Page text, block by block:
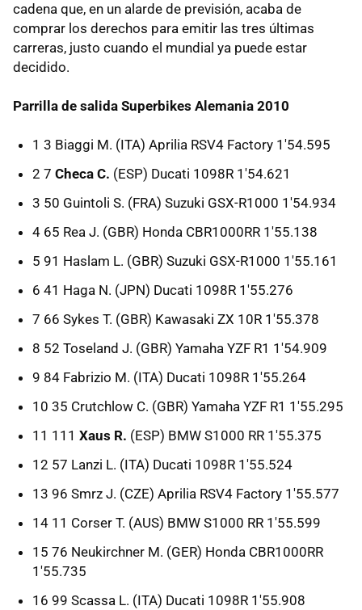
cadena que, en un alarde de previsión, acaba de
comprar los derechos para emitir las tres últimas
carreras, justo cuando el mundial ya puede estar
decidido.
Parrilla de salida Superbikes Alemania 2010
1 3 Biaggi M. (ITA) Aprilia RSV4 Factory 1'54.595
2 7 Checa C. (ESP) Ducati 1098R 1'54.621
3 50 Guintoli S. (FRA) Suzuki GSX-R1000 1'54.934
4 65 Rea J. (GBR) Honda CBR1000RR 1'55.138
5 91 Haslam L. (GBR) Suzuki GSX-R1000 1'55.161
6 41 Haga N. (JPN) Ducati 1098R 1'55.276
7 66 Sykes T. (GBR) Kawasaki ZX 10R 1'55.378
8 52 Toseland J. (GBR) Yamaha YZF R1 1'54.909
9 84 Fabrizio M. (ITA) Ducati 1098R 1'55.264
10 35 Crutchlow C. (GBR) Yamaha YZF R1 1'55.295
11 111 Xaus R. (ESP) BMW S1000 RR 1'55.375
12 57 Lanzi L. (ITA) Ducati 1098R 1'55.524
13 96 Smrz J. (CZE) Aprilia RSV4 Factory 1'55.577
14 11 Corser T. (AUS) BMW S1000 RR 1'55.599
15 76 Neukirchner M. (GER) Honda CBR1000RR
1'55.735
16 99 Scassa L. (ITA) Ducati 1098R 1'55.908